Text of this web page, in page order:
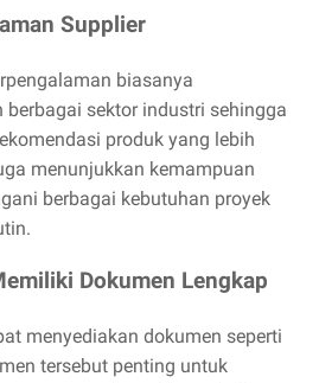
Supplier
biasanya
sektor industri sehingga
produk yang lebih
menunjukkan kemampuan
berbagai kebutuhan proyek
Dokumen Lengkap
menyediakan dokumen seperti
tersebut penting untuk